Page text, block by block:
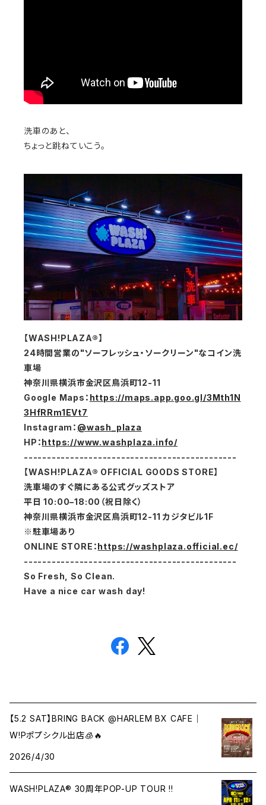
洗車のあと、
ちょっと跳ねていこう。
【WASH!PLAZA®】
24時間営業の"ソーフレッシュ・ソークリーン"なコイン洗
車場
神奈川県横浜市金沢区鳥浜町12-11
Google Maps ： https://maps.app.goo.gl/3Mth1N
3HfRRm1EVt7
Instagram ： @wash_plaza
HP ：https://www.washplaza.info/
----------------------------------------------
【WASH!PLAZA® OFFICIAL GOODS STORE】
洗車場のすぐ隣にある公式グッズストア
平日 10:00–18:00（祝日除く）
神奈川県横浜市金沢区鳥浜町12-11 カジタビル1F
※駐車場あり
ONLINE STORE ：https://washplaza.official.ec/
----------------------------------------------
So Fresh, So Clean.
Have a nice car wash day!
【5.2 SAT】BRING BACK @HARLEM BX CAFE｜
W!Pポプシクル出店🧊🔥
2026/4/30
WASH!PLAZA® 30周年POP-UP TOUR !!